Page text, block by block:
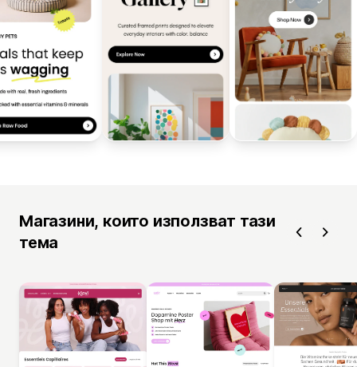
Магазини, които използват тази
тема